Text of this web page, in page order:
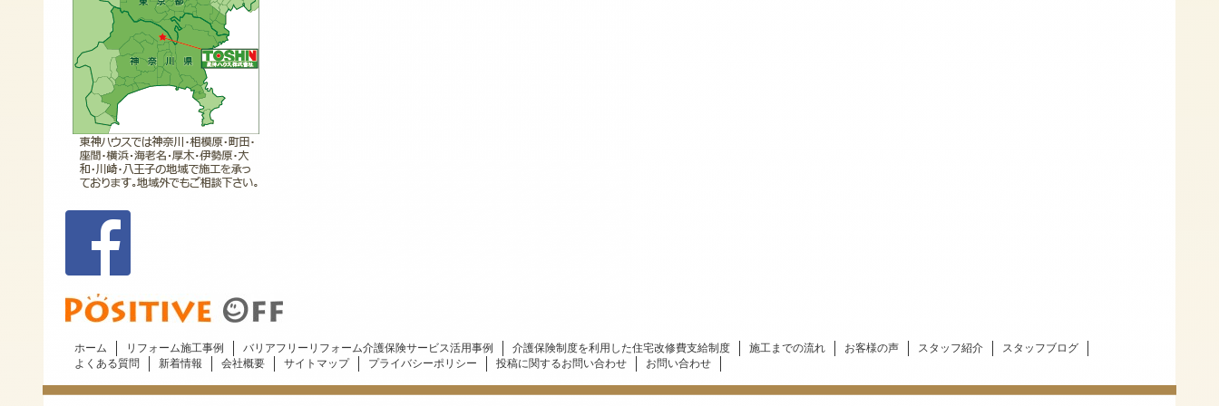
ホーム リフォーム施工事例 バリアフリーリフォーム介護保険サービス活用事例 介護保険制度を利用した住宅改修費支給制度 施工までの流れ お客様の声 スタッフ紹介
スタッフブログ
よくある質問
新着情報 会社概要 サイトマップ プライバシーポリシー 投稿に関するお問い合わせ お問い合わせ